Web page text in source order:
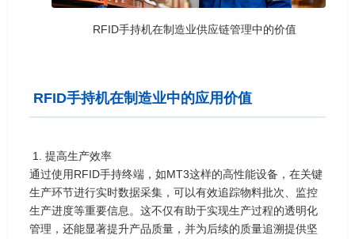
RFID手持机在制造业供应链管理中的价值
RFID手持机在制造业中的应用价值
1. 提高生产效率
通过使用RFID手持终端，如MT3这样的高性能设备，在关键
生产环节进行实时数据采集，可以有效追踪物料批次、监控
生产进度等重要信息。这不仅有助于实现生产过程的透明化
管理，还能显著提升产品质量，并为后续的质量追溯提供坚